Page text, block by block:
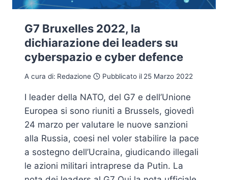
G7 Bruxelles 2022, la
dichiarazione dei leaders su
cyberspazio e cyber defence
A cura di: Redazione Pubblicato il 25 Marzo 2022
I leader della NATO, del G7 e dell’Unione
Europea si sono riuniti a Brussels, giovedì
24 marzo per valutare le nuove sanzioni
alla Russia, coesi nel voler stabilire la pace
a sostegno dell’Ucraina, giudicando illegali
le azioni militari intraprese da Putin. La